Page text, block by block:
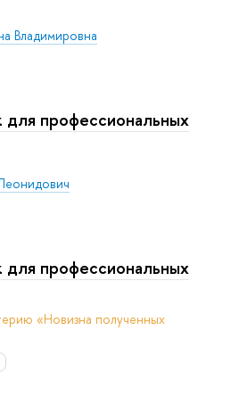
Владимировна
для профессиональных
для профессиональных
«Новизна полученных